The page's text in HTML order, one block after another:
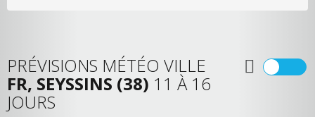
PRÉVISIONS MÉTÉO VILLE
FR, SEYSSINS (38) 11 À 16
JOURS